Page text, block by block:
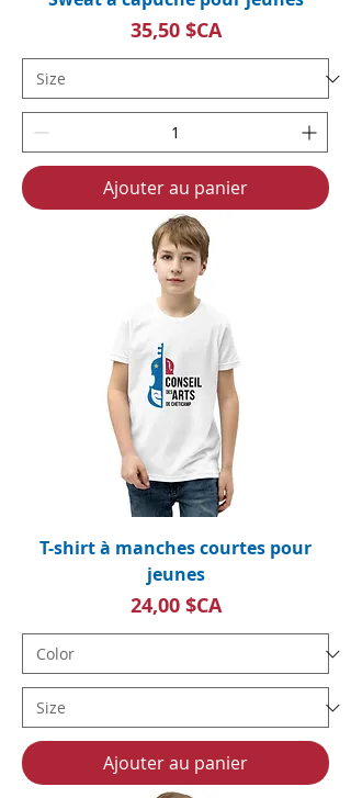
Prix
35,50 $CA
Ajouter au panier
T-shirt à manches courtes pour
jeunes
Prix
24,00 $CA
Ajouter au panier